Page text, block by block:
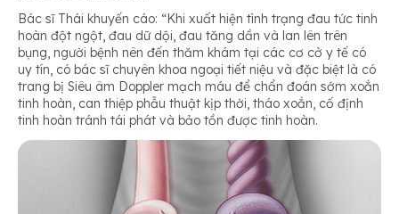
Bác sĩ Thái khuyến cáo: “Khi xuất hiện tình trạng đau tức tinh
hoàn đột ngột, đau dữ dội, đau tăng dần và lan lên trên
bụng, người bệnh nên đến thăm khám tại các cơ cở y tế có
uy tín, có bác sĩ chuyên khoa ngoại tiết niệu và đặc biệt là có
trang bị Siêu âm Doppler mạch máu để chẩn đoán sớm xoắn
tinh hoàn, can thiệp phẫu thuật kịp thời, tháo xoắn, cố định
tinh hoàn tránh tái phát và bảo tồn được tinh hoàn.